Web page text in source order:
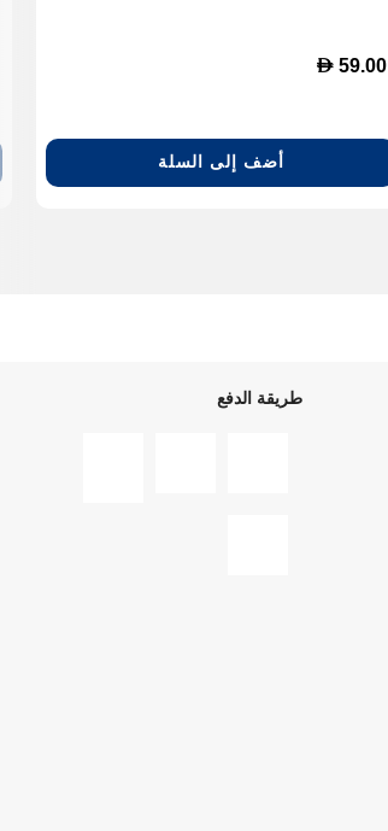
D 59.00
أضف إلى السلة
طريقة الدفع